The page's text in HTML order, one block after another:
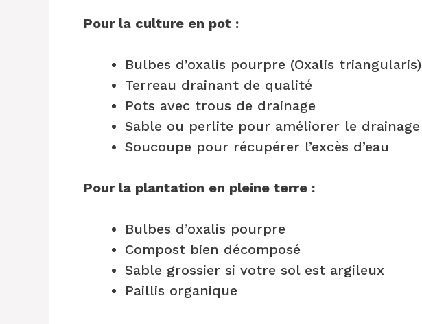
Pour la culture en pot :
Bulbes d’oxalis pourpre (Oxalis triangularis)
Terreau drainant de qualité
Pots avec trous de drainage
Sable ou perlite pour améliorer le drainage
Soucoupe pour récupérer l’excès d’eau
Pour la plantation en pleine terre :
Bulbes d’oxalis pourpre
Compost bien décomposé
Sable grossier si votre sol est argileux
Paillis organique